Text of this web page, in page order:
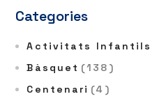
Categories
Activitats Infantils
Bàsquet (138)
Centenari (4)